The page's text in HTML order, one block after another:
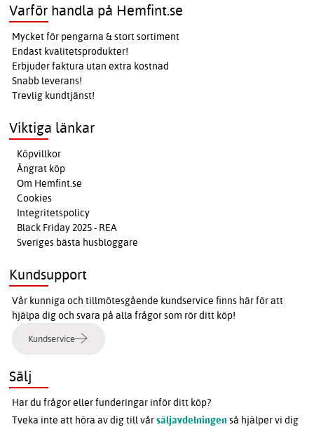
Varför handla på Hemfint.se
Mycket för pengarna & stort sortiment
Endast kvalitetsprodukter!
Erbjuder faktura utan extra kostnad
Snabb leverans!
Trevlig kundtjänst!
Viktiga länkar
Köpvillkor
Ångrat köp
Om Hemfint.se
Cookies
Integritetspolicy
Black Friday 2025 - REA
Sveriges bästa husbloggare
Kundsupport
Vår kunniga och tillmötesgående kundservice finns här för att
hjälpa dig och svara på alla frågor som rör ditt köp!
Kundservice
Sälj
Har du frågor eller funderingar inför ditt köp?
Tveka inte att höra av dig till vårsäljavdelningen så hjälper vi dig